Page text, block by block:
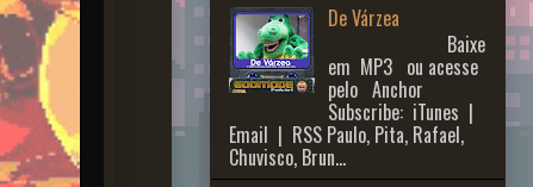
De Várzea
Baixe
em MP3 ou acesse
pelo Anchor
Subscribe: iTunes |
Email | RSS Paulo, Pita, Rafael,
Chuvisco, Brun...